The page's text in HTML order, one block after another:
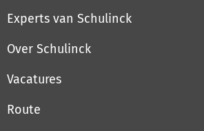
Experts van Schulinck
Over Schulinck
Vacatures
Route